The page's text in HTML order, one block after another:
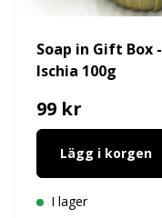
Soap in Gift Box -
Ischia 100g
99 kr
Lägg i korgen
I lager